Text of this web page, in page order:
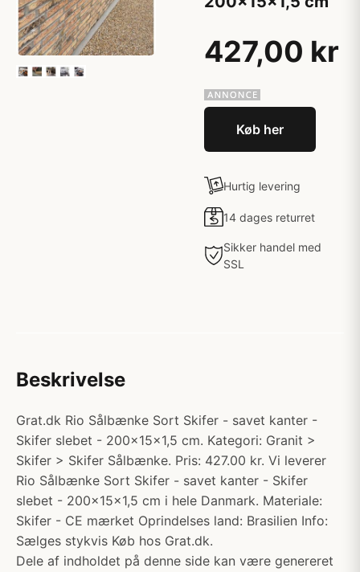
427,00 kr
Køb her
Hurtig levering
14 dages returret
Sikker handel med
SSL
Beskrivelse
Grat.dk Rio Sålbænke Sort Skifer - savet kanter -
Skifer slebet - 200x15x1,5 cm. Kategori: Granit >
Skifer > Skifer Sålbænke. Pris: 427.00 kr. Vi leverer
Rio Sålbænke Sort Skifer - savet kanter - Skifer
slebet - 200x15x1,5 cm i hele Danmark. Materiale:
Skifer - CE mærket Oprindelses land: Brasilien Info:
Sælges stykvis Køb hos Grat.dk.
Dele af indholdet på denne side kan være genereret